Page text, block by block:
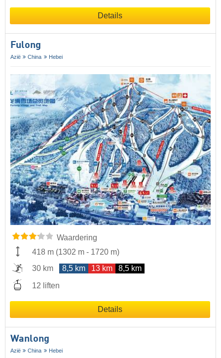
Details
Fulong
Azië China Hebei
Waardering
418 m (1302 m - 1720 m)
30 km
8,5 km 13 km 8,5 km
12 liften
Details
Wanlong
Azië China Hebei